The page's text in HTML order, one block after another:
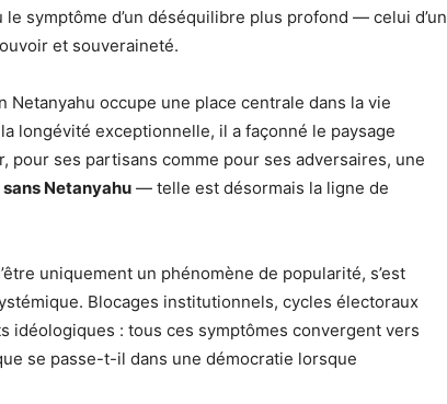
symptôme d’un déséquilibre plus profond — celui d’un
et souveraineté.
occupe une place centrale dans la vie
longévité exceptionnelle, il a façonné le paysage
pour ses partisans comme pour ses adversaires, une
Netanyahu — telle est désormais la ligne de
uniquement un phénomène de popularité, s’est
Blocages institutionnels, cycles électoraux
idéologiques : tous ces symptômes convergent vers
se passe-t-il dans une démocratie lorsque